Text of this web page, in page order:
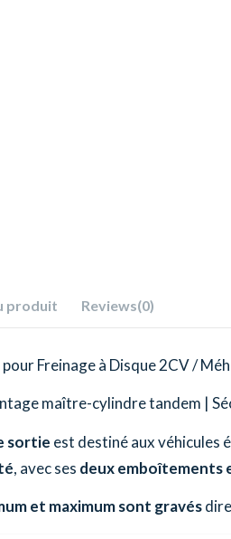
produit Reviews(0)
Freinage à Disque 2CV /
maître-cylindre tandem |
sortie est destiné aux véhicules
, avec ses deux emboîtements
et maximum sont gravés